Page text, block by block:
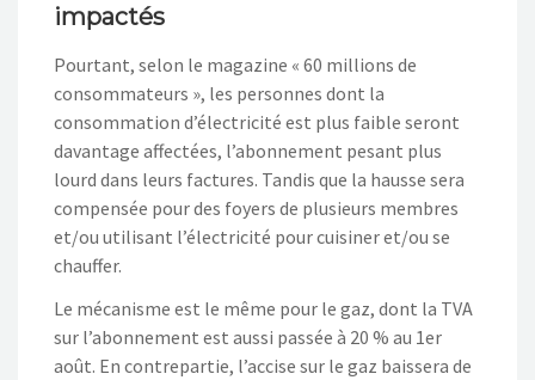
impactés
Pourtant, selon le magazine « 60 millions de
consommateurs », les personnes dont la
consommation d’électricité est plus faible seront
davantage affectées, l’abonnement pesant plus
lourd dans leurs factures. Tandis que la hausse sera
compensée pour des foyers de plusieurs membres
et/ou utilisant l’électricité pour cuisiner et/ou se
chauffer.
Le mécanisme est le même pour le gaz, dont la TVA
sur l’abonnement est aussi passée à 20 % au 1er
août. En contrepartie, l’accise sur le gaz baissera de